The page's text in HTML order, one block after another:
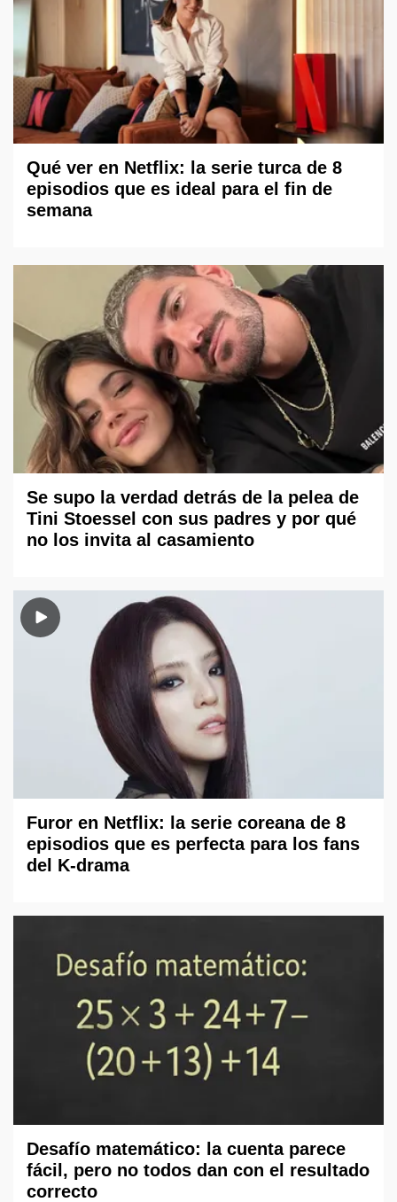
Qué ver en Netflix: la serie turca de 8
episodios que es ideal para el fin de
semana
Se supo la verdad detrás de la pelea de
Tini Stoessel con sus padres y por qué
no los invita al casamiento
Furor en Netflix: la serie coreana de 8
episodios que es perfecta para los fans
del K-drama
Desafío matemático: la cuenta parece
fácil, pero no todos dan con el resultado
correcto